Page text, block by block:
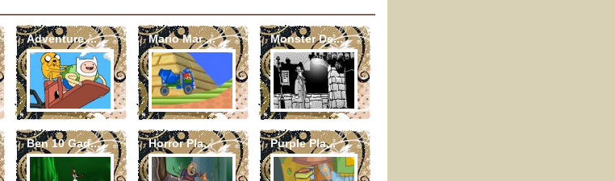
Adventure ... Mario Mar ... Monster De...
Ben 10 Gad... Horror Pla... Purple Pla...